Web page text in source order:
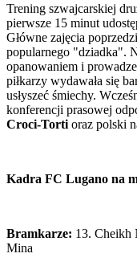
Trening szwajcarskiej
pierwsze 15 minut
Główne zajęcia
popularnego "dziadka".
opanowaniem i
piłkarzy wydawała się
usłyszeć śmiechy.
konferencji prasowej
Croci-Torti oraz polski
Kadra FC Lugano na
Bramkarze: 13. Cheikh
Mina